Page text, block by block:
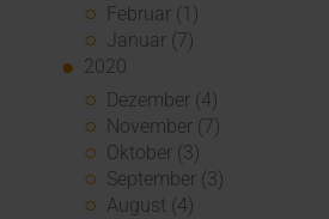
Februar (1)
Januar (7)
2020
Dezember (4)
November (7)
Oktober (3)
September (3)
August (4)